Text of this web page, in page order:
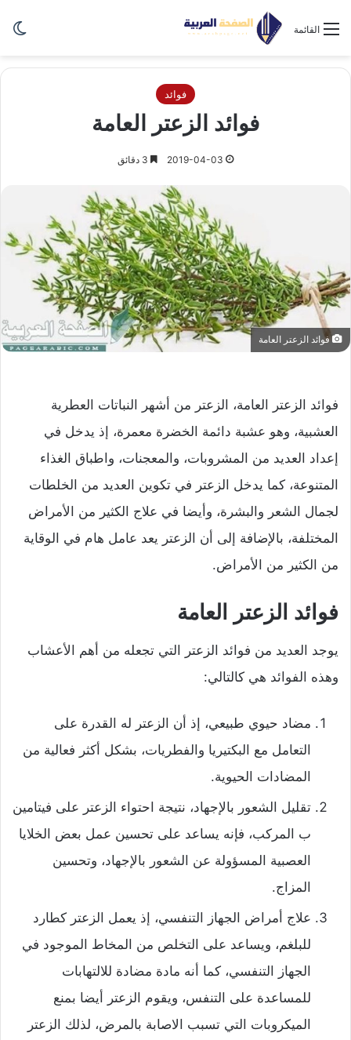
القائمة
فوائد
فوائد الزعتر العامة
2019-04-03
فوائد الزعتر العامة
فوائد الزعتر العامة، الزعتر من أشهر النباتات العطرية
العشبية، وهو عشبة دائمة الخضرة معمرة، إذ يدخل في
إعداد العديد من المشروبات، والمعجنات، واطباق الغذاء
المتنوعة، كما يدخل الزعتر في تكوين العديد من الخلطات
لجمال الشعر والبشرة، وأيضا في علاج الكثير من الأمراض
المختلفة، بالإضافة إلى أن الزعتر يعد عامل هام في الوقاية
من الكثير من الأمراض.
فوائد الزعتر العامة
يوجد العديد من فوائد الزعتر التي تجعله من أهم الأعشاب
وهذه الفوائد هي كالتالي:
مضاد حيوي طبيعي، إذ أن الزعتر له القدرة على
التعامل مع البكتيريا والفطريات، بشكل أكثر فعالية من
المضادات الحيوية.
تقليل الشعور بالإجهاد، نتيجة احتواء الزعتر على فيتامين
ب المركب، فإنه يساعد على تحسين عمل بعض الخلايا
العصبية المسؤولة عن الشعور بالإجهاد، وتحسين
المزاج.
علاج أمراض الجهاز التنفسي، إذ يعمل الزعتر كطارد
للبلغم، ويساعد على التخلص من المخاط الموجود في
الجهاز التنفسي، كما أنه مادة مضادة للالتهابات
للمساعدة على التنفس، ويقوم الزعتر أيضا بمنع
الميكروبات التي تسبب الاصابة بالمرض، لذلك الزعتر